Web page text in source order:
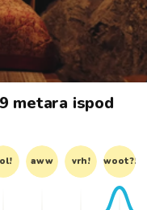
metara ispod
aww vrh! woot?!